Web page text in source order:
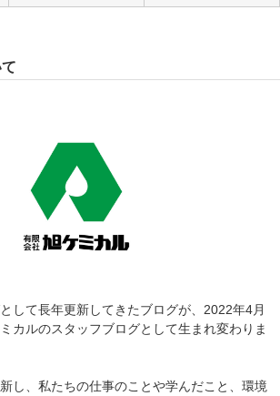
して長年更新してきたブログが、2022年4月
カルのスタッフブログとして生まれ変わりま
し、私たちの仕事のことや学んだこと、環境